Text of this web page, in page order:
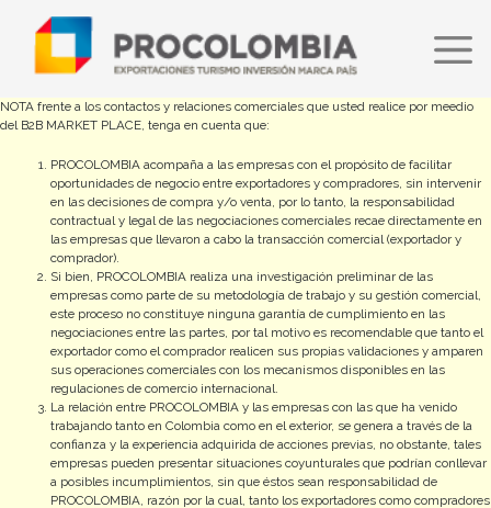
contenido
del B2B MARKET PLACE, tenga en cuenta que:
oportunidades de negocio entre exportadores y compradores, sin intervenir
en las decisiones de compra y/o venta, por lo tanto, la responsabilidad
contractual y legal de las negociaciones comerciales recae directamente en
las empresas que llevaron a cabo la transacción comercial (exportador y
comprador).
Si bien, PROCOLOMBIA realiza una investigación preliminar de las
empresas como parte de su metodología de trabajo y su gestión comercial,
este proceso no constituye ninguna garantía de cumplimiento en las
negociaciones entre las partes, por tal motivo es recomendable que tanto el
exportador como el comprador realicen sus propias validaciones y amparen
sus operaciones comerciales con los mecanismos disponibles en las
regulaciones de comercio internacional.
La relación entre PROCOLOMBIA y las empresas con las que ha venido
trabajando tanto en Colombia como en el exterior, se genera a través de la
confianza y la experiencia adquirida de acciones previas, no obstante, tales
empresas pueden presentar situaciones coyunturales que podrían conllevar
a posibles incumplimientos, sin que éstos sean responsabilidad de
PROCOLOMBIA, razón por la cual, tanto los exportadores como compradores
deberán asegurarse de utilizar herramientas seguras de negociación,
asesorarse de expertos para evaluar los riesgos comerciales y formalizar los
documentos contractuales a los que haya lugar para blindar sus
negociaciones.